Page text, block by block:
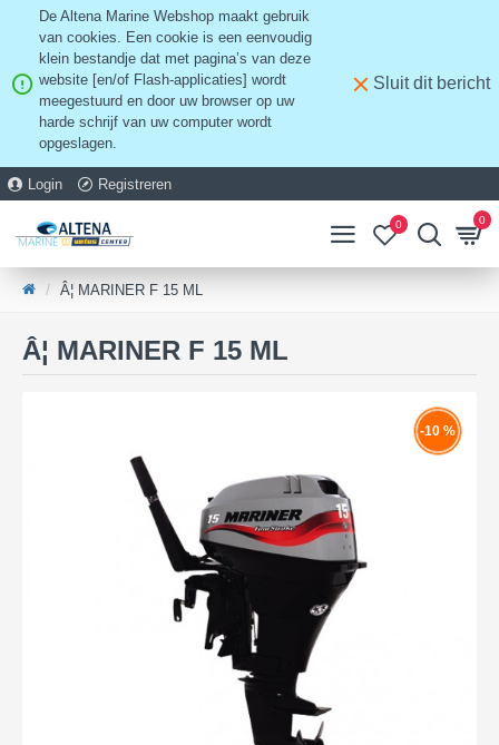
De Altena Marine Webshop maakt gebruik
van cookies. Een cookie is een eenvoudig
klein bestandje dat met pagina’s van deze
website [en/of Flash-applicaties] wordt
meegestuurd en door uw browser op uw
harde schrijf van uw computer wordt
opgeslagen.
Sluit dit bericht
Login Registreren
0 0
Â¦ MARINER F 15 ML
Â¦ MARINER F 15 ML
-10 %